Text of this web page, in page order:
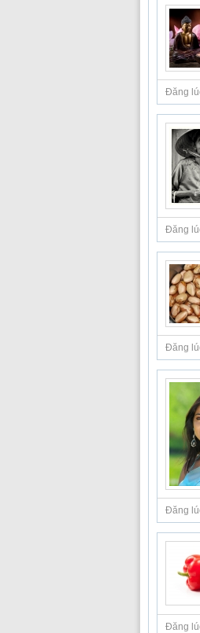
Đăng
Đăng
Đăng
Đăng
Đăng